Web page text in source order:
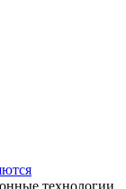
технологии